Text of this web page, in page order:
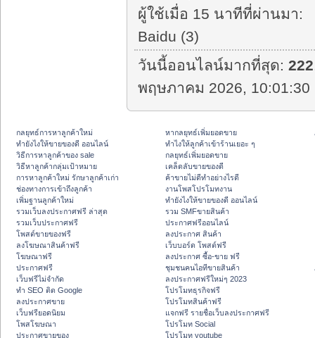
ผู้ใช้เมื่อ 15 นาทีที่ผ่านมา:
Baidu (3)
วันนี้ออนไลน์มากที่สุด:222
พฤษภาคม 2026, 10:01:30
กลยุทธ์การหาลูกค้าใหม่
ทํายังไงให้ขายของดี ออนไลน์
วิธีการหาลูกค้าของ sale
วิธีหาลูกค้ากลุ่มเป้าหมาย
การหาลูกค้าใหม่ รักษาลูกค้าเก่า
ช่องทางการเข้าถึงลูกค้า
เพิ่มฐานลูกค้าใหม่
รวมเว็บลงประกาศฟรี ล่าสุด
รวมเว็บประกาศฟรี
โพสต์ขายของฟรี
ลงโฆษณาสินค้าฟรี
โฆษณาฟรี
ประกาศฟรี
เว็บฟรีไม่จำกัด
ทำ SEO ติด Google
ลงประกาศขาย
เว็บฟรียอดนิยม
โพสโฆษณา
ประกาศขายของ
หากลยุทธ์เพิ่มยอดขาย
ทําไงให้ลูกค้าเข้าร้านเยอะ ๆ
กลยุทธ์เพิ่มยอดขาย
เคล็ดลับขายของดี
ค้าขายไม่ดีทำอย่างไรดี
งานโพสโปรโมทงาน
ทํายังไงให้ขายของดี ออนไลน์
รวม SMFขายสินค้า
ประกาศฟรีออนไลน์
ลงประกาศ สินค้า
เว็บบอร์ด โพสต์ฟรี
ลงประกาศ ซื้อ-ขาย ฟรี
ชุมชนคนไอทีขายสินค้า
ลงประกาศฟรีใหม่ๆ 2023
โปรโมทธุรกิจฟรี
โปรโมทสินค้าฟรี
แจกฟรี รายชื่อเว็บลงประกาศฟรี
โปรโมท Social
โปรโมท youtube